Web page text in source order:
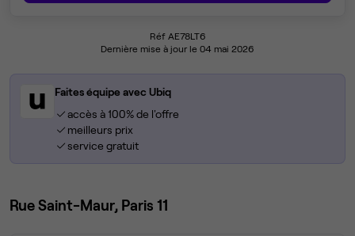
Réf AE78LT6
Dernière mise à jour le 04 mai 2026
Faites équipe avec Ubiq
accès à 100% de l'offre
meilleurs prix
service gratuit
Rue Saint-Maur, Paris 11